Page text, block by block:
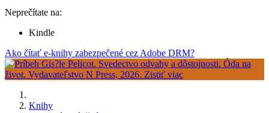
Neprečítate na:
Kindle
Ako čítať e-knihy zabezpečené cez Adobe DRM?
Knihy